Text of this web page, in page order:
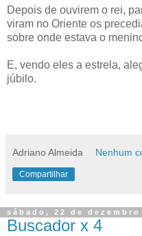
Depois de ouvirem o rei,
viram no Oriente os
sobre onde estava o
E, vendo eles a estrela,
júbilo.
Adriano Almeida Nenhum
Compartilhar
sábado, 22 de dezembro
Buscador x 4